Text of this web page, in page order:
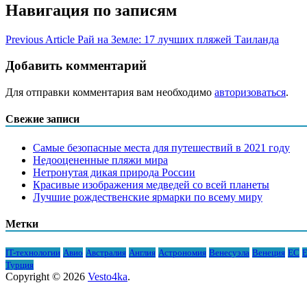
Навигация по записям
Previous Article Рай на Земле: 17 лучших пляжей Таиланда
Добавить комментарий
Для отправки комментария вам необходимо авторизоваться.
Свежие записи
Самые безопасные места для путешествий в 2021 году
Недооцененные пляжи мира
Нетронутая дикая природа России
Красивые изображения медведей со всей планеты
Лучшие рождественские ярмарки по всему миру
Метки
IT-технологии Авио Австралия Англия Астрономия Венесуэла Венеция ЕС
Турция
Copyright © 2026 Vesto4ka.